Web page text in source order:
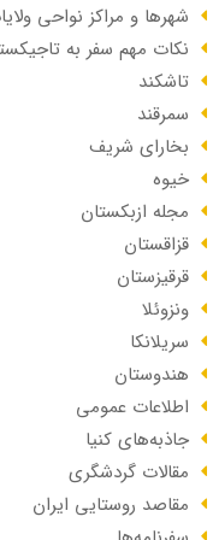
شهرها و مراکز نواحی
نکات مهم سفر به
تاشکند
سمرقند
بخارای شریف
خیوه
مجله ازبکستان
قزاقستان
قرقیزستان
ونزوئلا
سریلانکا
هندوستان
اطلاعات عمومی
جاذبه‌های کنیا
مقالات گردشگری
مقاصد روستایی ایران